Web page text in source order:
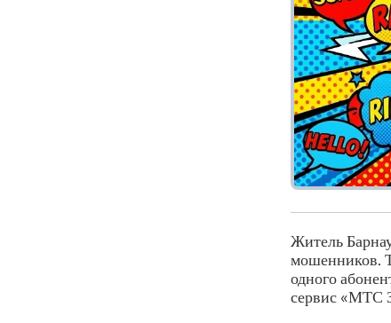
Житель
мошенников.
одного
сервис «МТС